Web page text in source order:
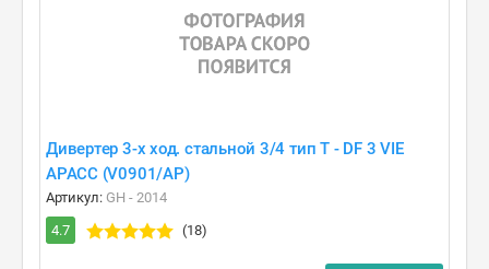
Дивертер 3-х ход. стальной 3/4 тип T - DF 3 VIE
APACC (V0901/AP)
Артикул: GH - 2014
4.7
(18)